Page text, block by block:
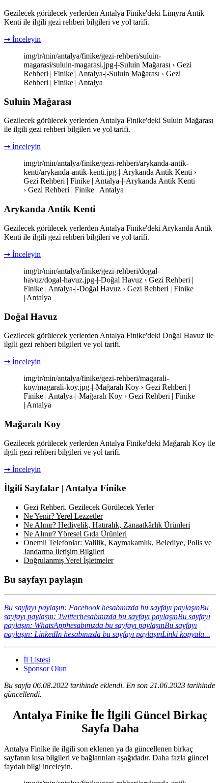
Gezilecek görülecek yerlerden Antalya Finike'deki Limyra Antik
Kenti ile ilgili gezi rehberi bilgileri ve yol tarifi.
➞ İnceleyin
img/tr/min/antalya/finike/gezi-rehberi/suluin-
magarasi/suluin-magarasi.jpg-|-Suluin Mağarası › Gezi
Rehberi | Finike | Antalya-|-Suluin Mağarası › Gezi
Rehberi | Finike | Antalya
Suluin Mağarası
Gezilecek görülecek yerlerden Antalya Finike'deki Suluin Mağarası
ile ilgili gezi rehberi bilgileri ve yol tarifi.
➞ İnceleyin
img/tr/min/antalya/finike/gezi-rehberi/arykanda-antik-
kenti/arykanda-antik-kenti.jpg-|-Arykanda Antik Kenti ›
Gezi Rehberi | Finike | Antalya-|-Arykanda Antik Kenti
› Gezi Rehberi | Finike | Antalya
Arykanda Antik Kenti
Gezilecek görülecek yerlerden Antalya Finike'deki Arykanda Antik
Kenti ile ilgili gezi rehberi bilgileri ve yol tarifi.
➞ İnceleyin
img/tr/min/antalya/finike/gezi-rehberi/dogal-
havuz/dogal-havuz.jpg-|-Doğal Havuz › Gezi Rehberi |
Finike | Antalya-|-Doğal Havuz › Gezi Rehberi | Finike
| Antalya
Doğal Havuz
Gezilecek görülecek yerlerden Antalya Finike'deki Doğal Havuz ile
ilgili gezi rehberi bilgileri ve yol tarifi.
➞ İnceleyin
img/tr/min/antalya/finike/gezi-rehberi/magarali-
koy/magarali-koy.jpg-|-Mağaralı Koy › Gezi Rehberi |
Finike | Antalya-|-Mağaralı Koy › Gezi Rehberi | Finike
| Antalya
Mağaralı Koy
Gezilecek görülecek yerlerden Antalya Finike'deki Mağaralı Koy ile
ilgili gezi rehberi bilgileri ve yol tarifi.
➞ İnceleyin
İlgili Sayfalar | Antalya Finike
Gezi Rehberi. Gezilecek Görülecek Yerler
Ne Yenir? Yerel Lezzetler
Ne Alınır? Hediyelik, Hatıralık, Zanaatkârlık Ürünleri
Ne Alınır? Yöresel Gıda Ürünleri
Önemli Telefonlar: Valilik, Kaymakamlık, Belediye, Polis ve
Jandarma İletişim Bilgileri
Doğrulanmış Yerel İşletmeler
Bu sayfayı paylaşın
Bu sayfayı paylaşın: Facebook hesabınızda bu sayfayı paylaşınBu
sayfayı paylaşın: Twitterhesabınızda bu sayfayı paylaşınBu sayfayı
paylaşın: WhatsApphesabınızda bu sayfayı paylaşınBu sayfayı
paylaşın: LinkedIn hesabınızda bu sayfayı paylaşınLinki kopyala...
İl Listesi
Sponsor Olun
Bu sayfa 06.08.2022 tarihinde eklendi. En son 21.06.2023 tarihinde
güncellendi.
Antalya Finike İle İlgili Güncel Birkaç
Sayfa Daha
Antalya Finike ile ilgili son eklenen ya da güncellenen birkaç
sayfanın kısa bilgileri ve bağlantıları aşağıdadır. Daha fazla güncel
faydalı bilgi inceleyin.